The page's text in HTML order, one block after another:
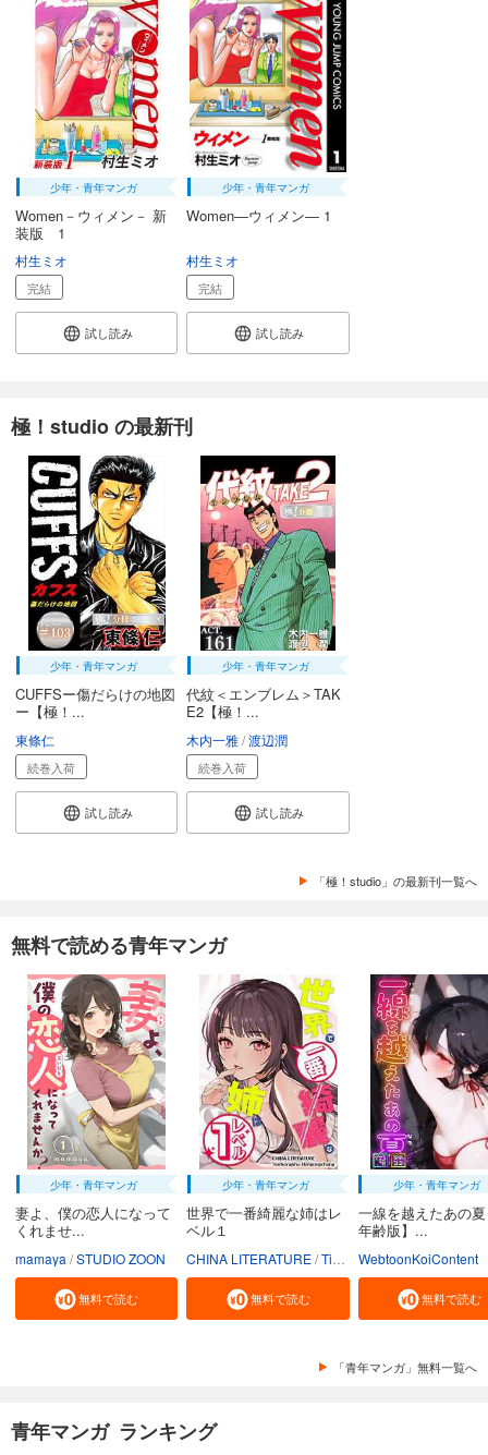
少年・青年マンガ
Women－ウィメン－ 新
装版 1
村生ミオ
完結
試し読み
少年・青年マンガ
Women―ウィメン― 1
村生ミオ
完結
試し読み
極！studio の最新刊
少年・青年マンガ
CUFFSー傷だらけの地図
ー【極！...
東條仁
続巻入荷
試し読み
少年・青年マンガ
代紋＜エンブレム＞TAK
E2【極！...
木内一雅 渡辺潤
続巻入荷
試し読み
「極！studio」の最新刊一覧へ
無料で読める青年マンガ
少年・青年マンガ
妻よ、僕の恋人になって
くれませ...
mamaya STUDIO ZOON
無料で読む
少年・青年マンガ
世界で一番綺麗な姉はレ
ベル１
CHINA LITERATURE Tiankongshu Mangongchang
無料で読む
少年・青年マンガ
一線を越えたあの
年齢版】...
WebtoonKoiContent
無料で読む
「青年マンガ」無料一覧へ
青年マンガ ランキング